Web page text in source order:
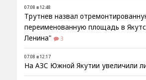
07.08 в 12:48
Трутнев назвал
переименованную площадь в
Ленина"
3
07.08 в 12:17
На АЗС Южной Якутии увеличили